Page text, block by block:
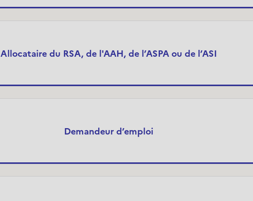
Allocataire du RSA, de l'AAH, de l’ASPA ou de l’ASI
Demandeur d’emploi